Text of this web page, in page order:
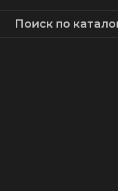
Поиск по